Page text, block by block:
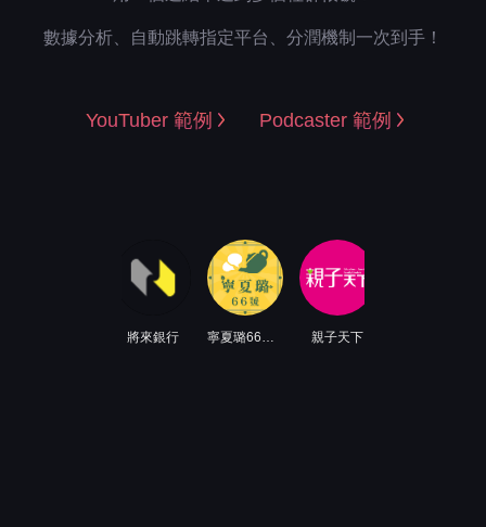
數據分析、自動跳轉指定平台、分潤機制一次到手！
YouTuber 範例 Podcaster 範例
將來銀行 寧夏璐66號茶坊 親子天下